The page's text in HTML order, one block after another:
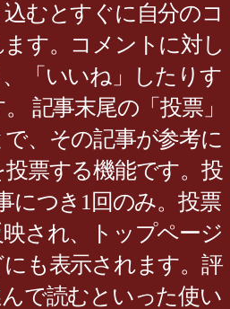
むとすぐに自分のコ
す。コメントに対し
「いいね」したりす
記事末尾の「投票」
、その記事が参考に
票する機能です。投
につき1回のみ。投票
され、トップページ
も表示されます。評
で読むといった使い